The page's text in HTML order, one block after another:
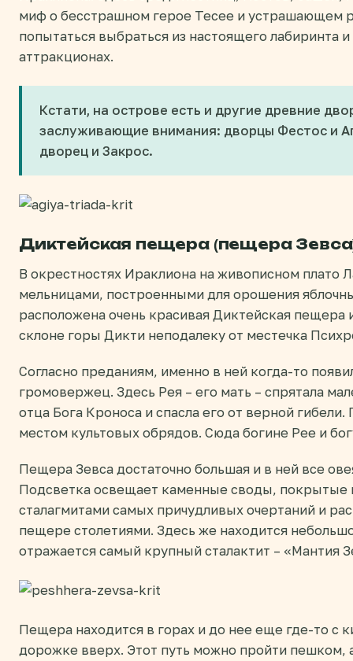
миф о бесстрашном герое Тесее и устрашающем
попытаться выбраться из настоящего лабиринта
аттракционах.
Кстати, на острове есть и другие древние
заслуживающие внимания: дворцы Фестос и
дворец и Закрос.
Диктейская пещера (пещера
В окрестностях Ираклиона на живописном плато
мельницами, построенными для орошения
расположена очень красивая Диктейская
склоне горы Дикти неподалеку от местечка
Согласно преданиям, именно в ней когда-то
громовержец. Здесь Рея – его мать – спрятала
отца Бога Кроноса и спасла его от верной
местом культовых обрядов. Сюда богине Рее и
Пещера Зевса достаточно большая и в ней все
Подсветка освещает каменные своды, покрытые
сталагмитами самых причудливых очертаний и
пещере столетиями. Здесь же находится
отражается самый крупный сталактит – «Мантия
Пещера находится в горах и до нее еще где-то с
дорожке вверх. Этот путь можно пройти пешком,